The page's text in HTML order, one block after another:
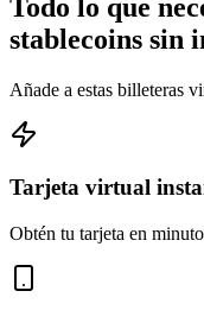
Todo lo que
stablecoins sin
Añade a estas billeteras
Tarjeta virtual
Obtén tu tarjeta en